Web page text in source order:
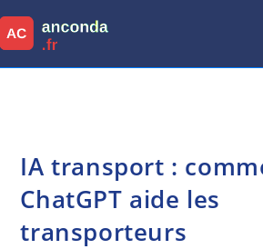
to
content
IA transport :
ChatGPT aide les
transporteurs